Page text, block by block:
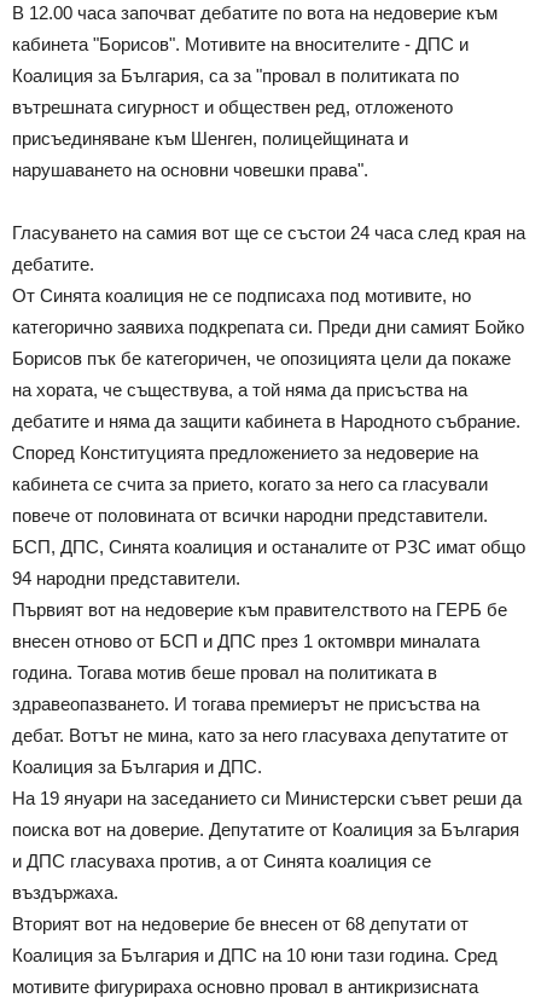
В 12.00 часа започват дебатите по вота на недоверие към
кабинета "Борисов". Мотивите на вносителите - ДПС и
Коалиция за България, са за "провал в политиката по
вътрешната сигурност и обществен ред, отложеното
присъединяване към Шенген, полицейщината и
нарушаването на основни човешки права".
Гласуването на самия вот ще се състои 24 часа след края на
дебатите.
От Синята коалиция не се подписаха под мотивите, но
категорично заявиха подкрепата си. Преди дни самият Бойко
Борисов пък бе категоричен, че опозицията цели да покаже
на хората, че съществува, а той няма да присъства на
дебатите и няма да защити кабинета в Народното събрание.
Според Конституцията предложението за недоверие на
кабинета се счита за прието, когато за него са гласували
повече от половината от всички народни представители.
БСП, ДПС, Синята коалиция и останалите от РЗС имат общо
94 народни представители.
Първият вот на недоверие към правителството на ГЕРБ бе
внесен отново от БСП и ДПС през 1 октомври миналата
година. Тогава мотив беше провал на политиката в
здравеопазването. И тогава премиерът не присъства на
дебат. Вотът не мина, като за него гласуваха депутатите от
Коалиция за България и ДПС.
На 19 януари на заседанието си Министерски съвет реши да
поиска вот на доверие. Депутатите от Коалиция за България
и ДПС гласуваха против, а от Синята коалиция се
въздържаха.
Вторият вот на недоверие бе внесен от 68 депутати от
Коалиция за България и ДПС на 10 юни тази година. Сред
мотивите фигурираха основно провал в антикризисната